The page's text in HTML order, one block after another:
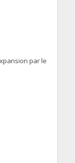
par le